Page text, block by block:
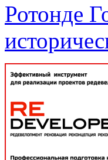
Ротонде